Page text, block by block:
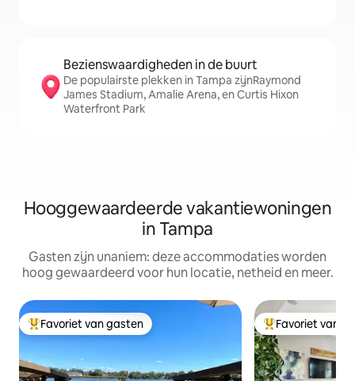
Bezienswaardigheden in de buurt
De populairste plekken in Tampa zijnRaymond
James Stadium, Amalie Arena, en Curtis Hixon
Waterfront Park
Hooggewaardeerde vakantiewoningen
in Tampa
Gasten zijn unaniem: deze accommodaties worden
hoog gewaardeerd voor hun locatie, netheid en meer.
Topfavoriet van gasten
Favoriet van gasten Topfavoriet van
Favoriet van